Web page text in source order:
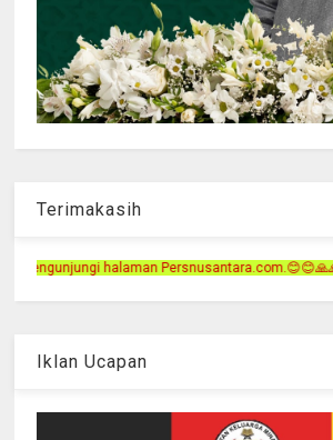
Terimakasih
Iklan Ucapan